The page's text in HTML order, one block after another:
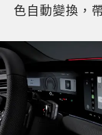
色自動變換，